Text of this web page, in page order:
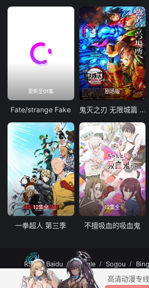
更新至01集
Fate/strange Fake
剧场版
鬼灭之刃 无限城篇 第一章 猗窝座再袭
12集全
一拳超人 第三季
12集全
不擅吸血的吸血鬼
RSS Baidu Google Sogou Bing
MuteFun动漫网站-无声乐趣-(゜-゜)つロ 干杯
自互联网分享站点所提供的公开引用资源，未提
高清动漫专